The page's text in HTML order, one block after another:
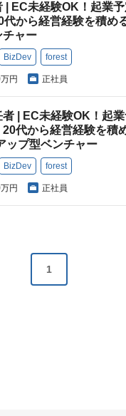
| EC未経験OK！起業
代から経営経験を積
チャー
BizDev forest
円 正社員
| EC未経験OK！起
代から経営経験を積
プ型ベンチャー
BizDev forest
円 正社員
1